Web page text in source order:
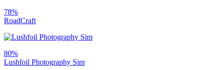
78%
RoadCraft
80%
Lushfoil Photography Sim